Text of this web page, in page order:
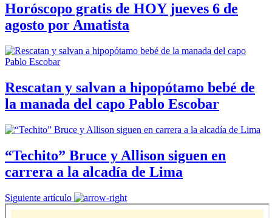
Horóscopo gratis de HOY jueves 6 de
agosto por Amatista
Rescatan y salvan a hipopótamo bebé de
la manada del capo Pablo Escobar
“Techito” Bruce y Allison siguen en
carrera a la alcadía de Lima
Siguiente artículo